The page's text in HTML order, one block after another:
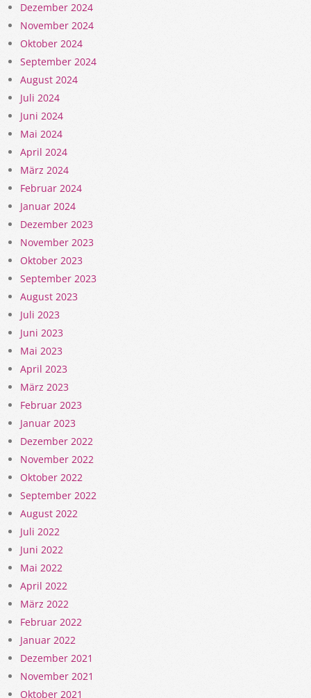
Dezember 2024
November 2024
Oktober 2024
September 2024
August 2024
Juli 2024
Juni 2024
Mai 2024
April 2024
März 2024
Februar 2024
Januar 2024
Dezember 2023
November 2023
Oktober 2023
September 2023
August 2023
Juli 2023
Juni 2023
Mai 2023
April 2023
März 2023
Februar 2023
Januar 2023
Dezember 2022
November 2022
Oktober 2022
September 2022
August 2022
Juli 2022
Juni 2022
Mai 2022
April 2022
März 2022
Februar 2022
Januar 2022
Dezember 2021
November 2021
Oktober 2021